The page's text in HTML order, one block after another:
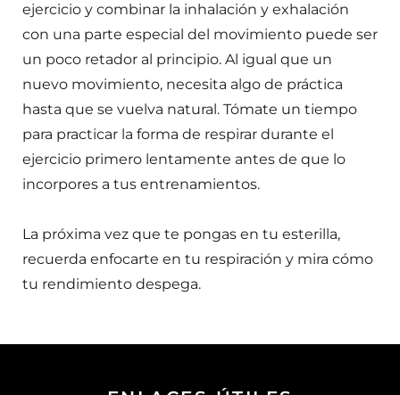
ejercicio y combinar la inhalación y exhalación
con una parte especial del movimiento puede ser
un poco retador al principio. Al igual que un
nuevo movimiento, necesita algo de práctica
hasta que se vuelva natural. Tómate un tiempo
para practicar la forma de respirar durante el
ejercicio primero lentamente antes de que lo
incorpores a tus entrenamientos.
La próxima vez que te pongas en tu esterilla,
recuerda enfocarte en tu respiración y mira cómo
tu rendimiento despega.